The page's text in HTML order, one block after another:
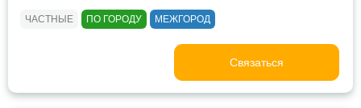
ЧАСТНЫЕ ПО ГОРОДУ МЕЖГОРОД
Связаться